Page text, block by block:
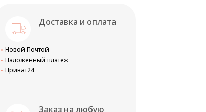
Доставка и оплата
Новой Почтой
Наложенный платеж
Приват24
Заказ на любую